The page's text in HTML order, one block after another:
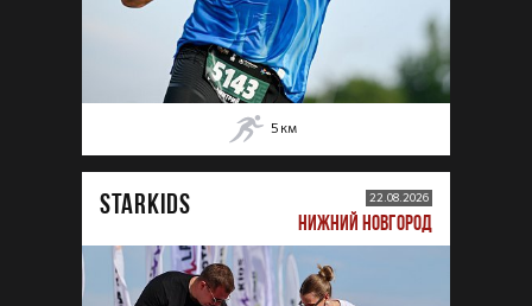
5 км
STARKIDS 22.08.2026
НИЖНИЙ НОВГОРОД